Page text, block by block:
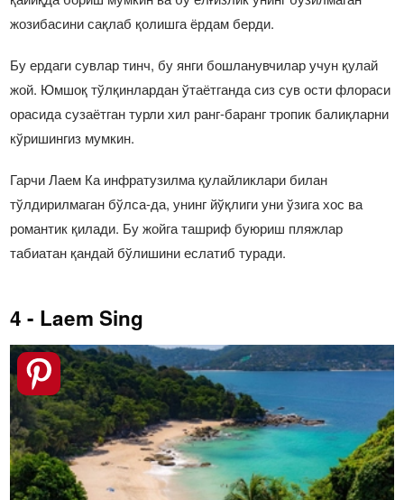
жозибасини сақлаб қолишга ёрдам берди.
Бу ердаги сувлар тинч, бу янги бошланувчилар учун қулай
жой. Юмшоқ тўлқинлардан ўтаётганда сиз сув ости флораси
орасида сузаётган турли хил ранг-баранг тропик балиқларни
кўришингиз мумкин.
Гарчи Лаем Ка инфратузилма қулайликлари билан
тўлдирилмаган бўлса-да, унинг йўқлиги уни ўзига хос ва
романтик қилади. Бу жойга ташриф буюриш пляжлар
табиатан қандай бўлишини еслатиб туради.
4 - Laem Sing